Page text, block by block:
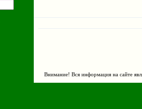
Внимание! Вся информация на сайте